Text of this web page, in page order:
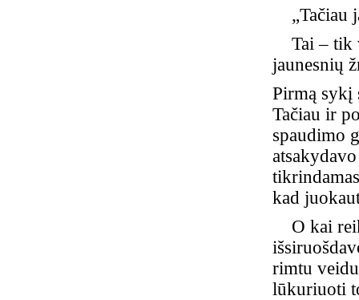
„Tačiau
Tai – tik
jaunesnių
Pirmą sykį
Tačiau ir
spaudimo
kad
O kai
rimtu
lūkuriuoti